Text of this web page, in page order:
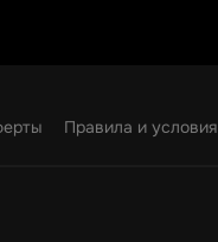
Правила и условия